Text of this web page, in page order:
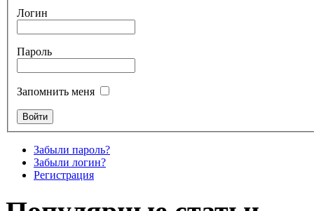
Логин
Пароль
Запомнить меня
Забыли пароль?
Забыли логин?
Регистрация